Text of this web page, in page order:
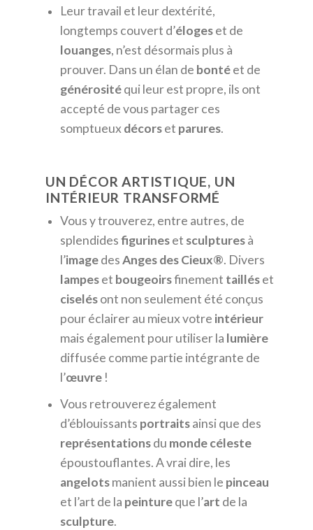
Leur travail et leur dextérité,
longtemps couvert d’élogeset de
louanges, n’est désormais plus à
prouver. Dans un élan de bontéet de
générositéqui leur est propre, ils ont
accepté de vous partager ces
somptueux décorset parures.
UN DÉCOR ARTISTIQUE, UN
INTÉRIEUR TRANSFORMÉ
Vous y trouverez, entre autres, de
splendidesfigurineset sculpturesà
l’imagedesAnges des Cieux®. Divers
lampeset bougeoirsfinement tailléset
ciselésont non seulement été conçus
pour éclairer au mieux votre intérieur
mais également pour utiliser la lumière
diffusée comme partie intégrante de
l’œuvre !
Vous retrouverez également
d’éblouissants portraitsainsi que des
représentationsdu monde céleste
époustouflantes. A vrai dire, les
angelotsmanient aussi bien le pinceau
et l’art de la peintureque l’art de la
sculpture.